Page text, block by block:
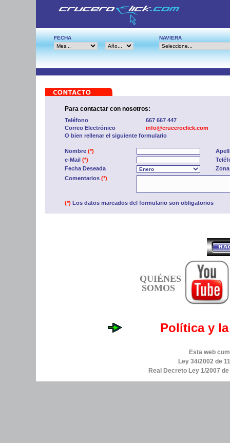
FECHA NAVIERA
Para contactar con nosotros:
Teléfono
667 667 447
Correo Electrónico
info@cruceroclick.com
O bien rellenar el siguiente formulario
Nombre (*)
e-Mail (*)
Fecha Deseada
Comentarios (*)
(*) Los datos marcados del formulario son obligatorios
QUIÉNES
SOMOS
Política y
Esta web
Ley 34/2002 de
Real Decreto Ley 1/2007